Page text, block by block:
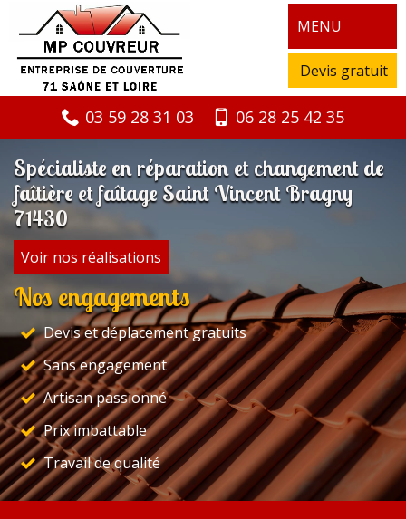
MENU
Devis gratuit
03 59 28 31 03 06 28 25 42 35
Spécialiste en réparation et changement de
faîtière et faîtage Saint Vincent Bragny
71430
Voir nos réalisations
Nos engagements
Devis et déplacement gratuits
Sans engagement
Artisan passionné
Prix imbattable
Travail de qualité